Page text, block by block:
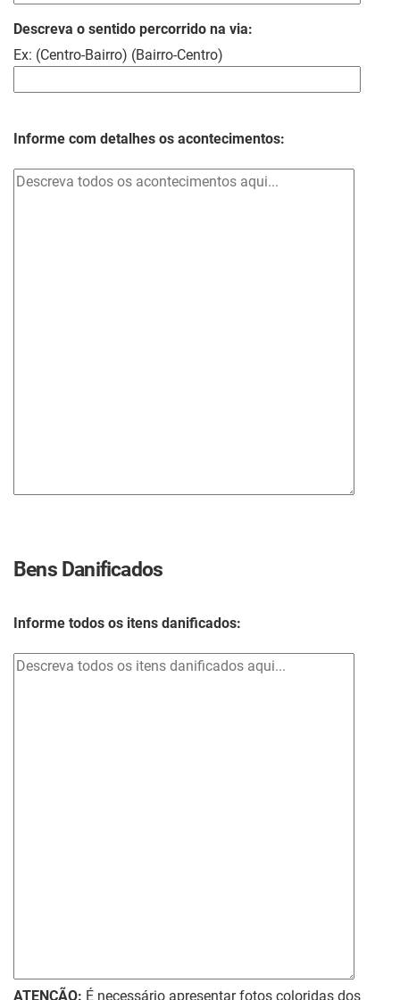
Descreva o sentido percorrido na via:
Ex: (Centro-Bairro) (Bairro-Centro)
Informe com detalhes os acontecimentos:
Bens Danificados
Informe todos os itens danificados:
ATENÇÃO: É necessário apresentar fotos coloridas dos